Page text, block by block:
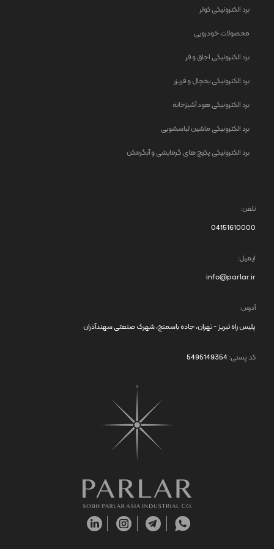
برد الکترونیکی کولر
محصولات خودرویی
برد الکترونیکی اجاق و فر
برد الکترونیکی یخچال و فریزر
برد الکترونیکی هود آشپزخانه
برد الکترونیکی ماشین لباسشویی
برد الکترونیکی پکیج های گرمایشی و آبگرمکن
تلفن:
04151610000
ایمیل:
info@parlar.ir
آدرس:
پلیس راه تبریز - تهران، جاده باسمنج، شهرک صنعتی سهندآذران
کد پستی:5495149354